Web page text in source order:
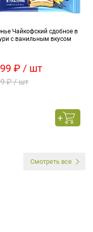
Чайкофский сдобное в
с ванильным вкусом
₽ / шт
₽ / шт
Смотреть все